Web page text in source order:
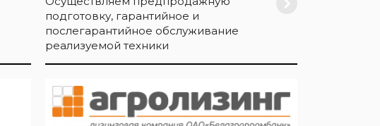
подготовку, гарантийное и
послегарантийное обслуживание
реализуемой техники